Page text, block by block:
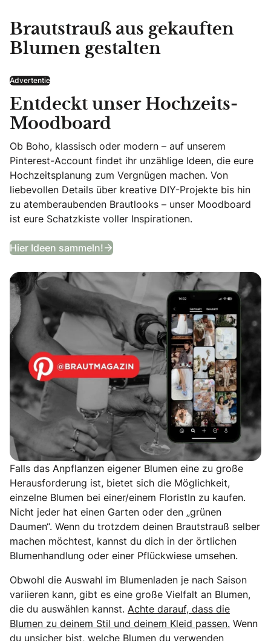
Brautstrauß aus gekauften
Blumen gestalten
Advertentie
Entdeckt unser Hochzeits-
Moodboard
Ob Boho, klassisch oder modern – auf unserem
Pinterest-Account findet ihr unzählige Ideen, die eure
Hochzeitsplanung zum Vergnügen machen. Von
liebevollen Details über kreative DIY-Projekte bis hin
zu atemberaubenden Brautlooks – unser Moodboard
ist eure Schatzkiste voller Inspirationen.
Hier Ideen sammeln! Entdeckt unser Hochzeits-
Falls das Anpflanzen eigener Blumen eine zu große
Herausforderung ist, bietet sich die Möglichkeit,
einzelne Blumen bei einer/einem FloristIn zu kaufen.
Nicht jeder hat einen Garten oder den „grünen
Daumen“. Wenn du trotzdem deinen Brautstrauß selber
machen möchtest, kannst du dich in der örtlichen
Blumenhandlung oder einer Pflückwiese umsehen.
Obwohl die Auswahl im Blumenladen je nach Saison
variieren kann, gibt es eine große Vielfalt an Blumen,
die du auswählen kannst. Achte darauf, dass die
Blumen zu deinem Stil und deinem Kleid passen. Wenn
du unsicher bist, welche Blumen du verwenden